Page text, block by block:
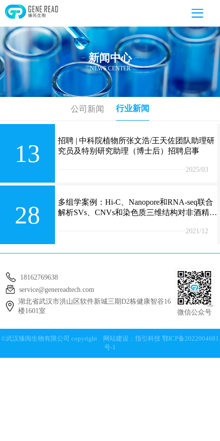
— 新闻中心 —
NEWS CENTER
公司新闻 行业新闻
13
招聘 | 中科院植物所张文浩/王天佐团队助理研
究员及特别研究助理（博士后）招聘启事
2025/03
28
多组学案例：Hi-C、Nanopore和RNA-seq联合
解析SVs、CNVs和染色质三维结构对非酒精性
2021/12
18162769638
service@genereadtech.com
湖北省武汉市洪山区软件新城三期D2栋健康智谷16
楼1601室
微信公众号
©武汉臻阅生物有限公司 copyright 网站建设：指引科技 鄂ICP备2022004681
号-1